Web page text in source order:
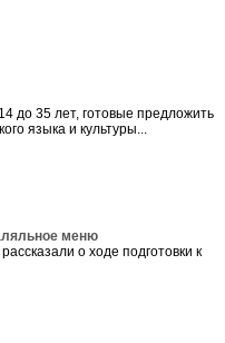
до 35 лет, готовые предложить
языка и культуры...
меню
о ходе подготовки к